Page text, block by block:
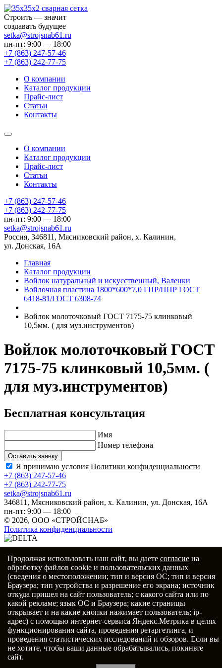
Строить — значит
создавать будущее
setka@strojsnab61.ru
пн-пт: 9:00 — 18:00
+7 (863) 247-57-46
+7 (863) 242-77-75
О компании
Каталог продукции
Прайс-лист
Статьи
Контакты
О компании
Каталог продукции
Прайс-лист
Статьи
Контакты
+7 (863) 247-57-46
+7 (863) 242-77-75
пн-пт: 9:00 — 18:00
setka@strojsnab61.ru
Россия, 346811, Мясниковский район, х. Калинин,
ул. Донская, 16А
Главная
Каталог продукции
Войлок натуральный и искусственный, Валенки
Войлочная пластина 1800*600*7,0 ГПР/ППР ГОСТ
6418-81/ГОСТ 6308-74
Войлок молоточковый ГОСТ 7175-75 клинковый
10,5мм. ( для муз.инструментов)
Войлок молоточковый ГОСТ
7175-75 клинковый 10,5мм. (
для муз.инструментов)
Бесплатная консультация
Имя
Номер телефона
Оставить заявку
Я принимаю условия Политики конфиденциальности
+7 (863) 247-57-46
+7 (863) 242-77-75
setka@strojsnab61.ru
346811, Мясниковский район, х. Калинин, ул. Донская, 16А
пн-пт: 9:00 — 18:00
© 2026, ООО «СТРОЙСНАБ»
Политика конфиденциальности
Заказать товар
Оставьте заявку и мы вам перезвоним
Отправить
Нажимая кнопку «Отправить», вы даёте согласие
на обработку персональных данных в соответствии
политикой конфиденциальности
Продолжая использовать наш сайт, вы даете согласие на
обработку файлов cookie и пользовательских данных
(сведения о местоположении; тип и версия ОС; тип и версия
Браузера; тип устройства и разрешение его экрана; источник
откуда пришел на сайт пользователь; с какого сайта или по
какой рекламе; язык ОС и Браузера; какие страницы
открывает и на какие кнопки нажимает пользователь; ip-
адрес) с помощью интернет-сервиса Яндекс.Метрика в целях
функционирования сайта, проведения ретаргетинга, и
проведения статистических исследований и обзоров. Если вы
не хотите, чтобы ваши данные обрабатывались, покиньте
сайт.